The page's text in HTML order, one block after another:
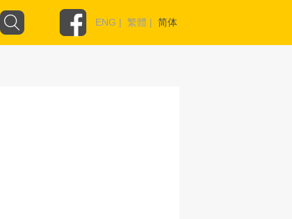
ENG | 繁體 | 简体